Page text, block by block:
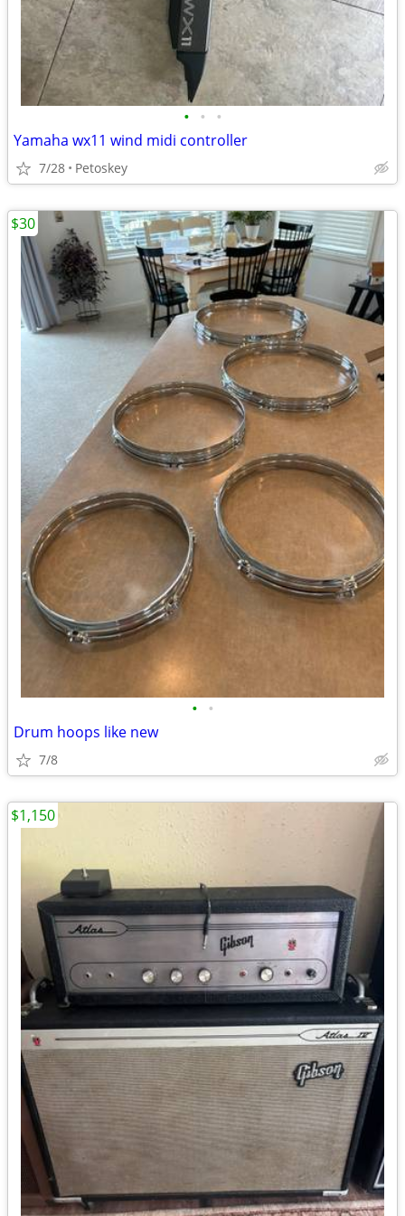
• • •
Yamaha wx11 wind midi controller
7/28 Petoskey
• •
Drum hoops like new
7/8
$30
$1,150